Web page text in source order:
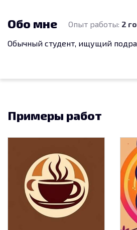
Обо мне Опыт работы: 2
Обычный студент, ищущий
Примеры работ